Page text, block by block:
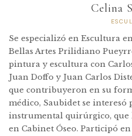
Celina
Se especializó en Escultura
Bellas Artes Prilidiano
pintura y escultura con
Juan Doffo y Juan Carlos
que contribuyeron en su
médico, Saubidet se
instrumental quirúrgico, que
en Cabinet Óseo. Participó